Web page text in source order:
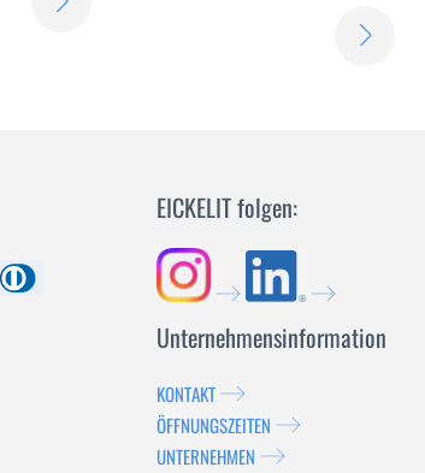
EICKELIT folgen:
Unternehmensinformation
KONTAKT
ÖFFNUNGSZEITEN
UNTERNEHMEN